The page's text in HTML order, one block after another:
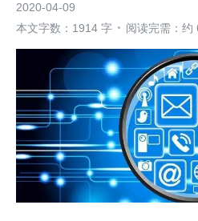
2020-04-09
本文字数：1914 字
阅读完需：约